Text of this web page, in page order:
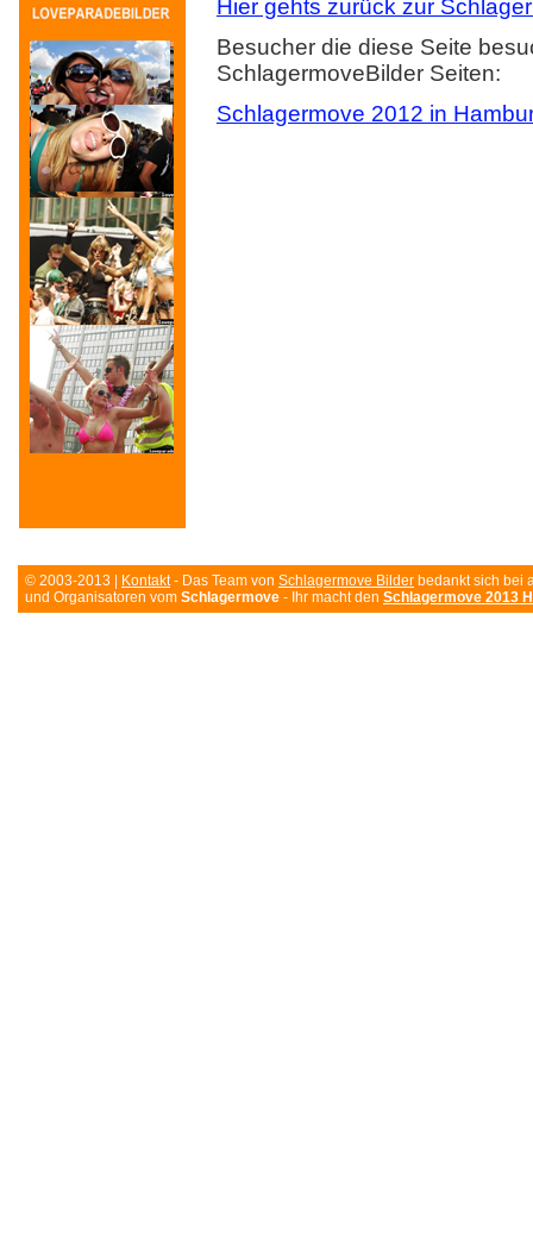
Hier gehts zurück zur
Besucher die diese Seite
SchlagermoveBilder Seiten:
Schlagermove 2012 in
© 2003-2013 | Kontakt- Das Team von Schlagermove Bilder bedankt sich bei
und Organisatoren vom Schlagermove - Ihr macht den Schlagermove 2013